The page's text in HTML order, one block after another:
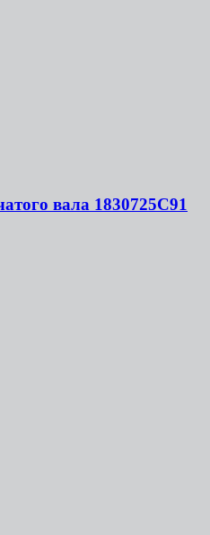
вала 1830725С91